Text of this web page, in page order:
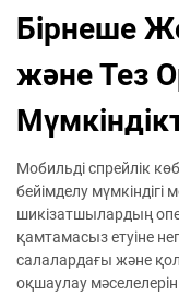
Бірнеше
және Тез
Мобильді спрейлік
бейімделу мүмкіндігі
шикізатшылардың
қамтамасыз етуіне
салалардағы және
оқшаулау мәселелерін